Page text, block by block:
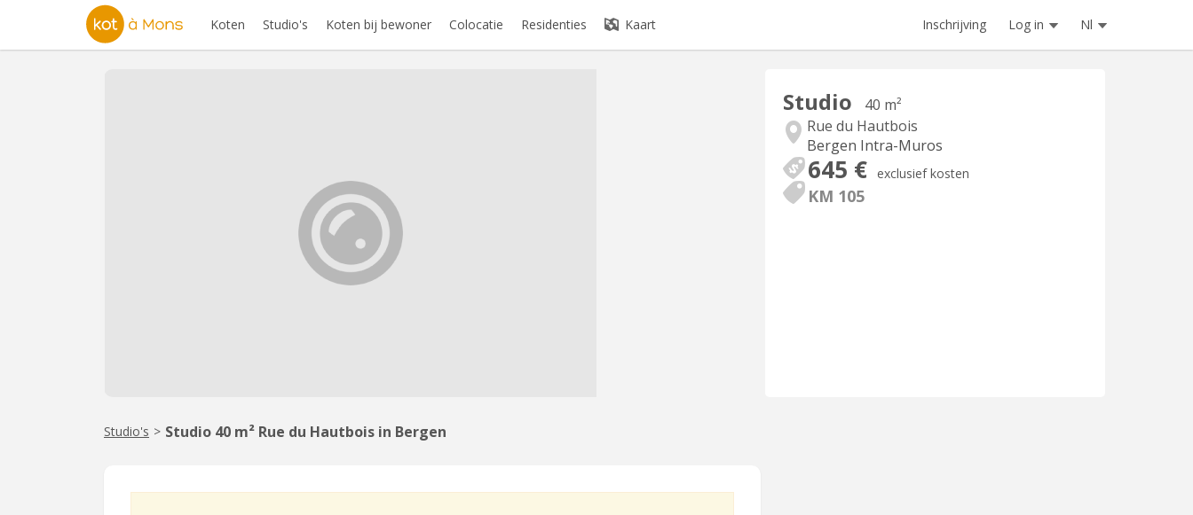
Koten Studio's Koten bij bewoner Colocatie Residenties Kaart Inschrijving Log in Nl
Studio
40 m²
Rue du Hautbois
Bergen Intra-Muros
645 € exclusief kosten
KM 105
Studio's > Studio 40 m² Rue du Hautbois in Bergen